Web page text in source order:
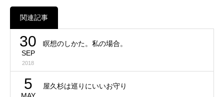
関連記事
30
SEP
2018
瞑想のしかた。私の場合。
5 屋久杉は巡りにいいお守り